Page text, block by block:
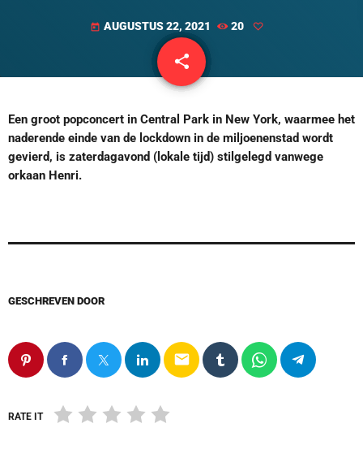
today AUGUSTUS 22, 2021 20
share
email
Een groot popconcert in Central Park in New York, waarmee het
naderende einde van de lockdown in de miljoenenstad wordt
gevierd, is zaterdagavond (lokale tijd) stilgelegd vanwege
orkaan Henri.
GESCHREVEN DOOR
email
RATE IT